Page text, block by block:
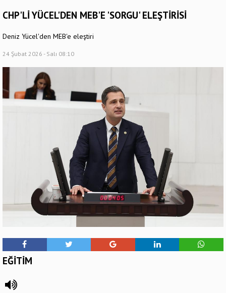
CHP'Lİ YÜCEL'DEN MEB'E 'SORGU' ELEŞTİRİSİ
Deniz Yücel'den MEB'e eleştiri
24 Şubat 2026 - Salı 08:10
EĞİTİM